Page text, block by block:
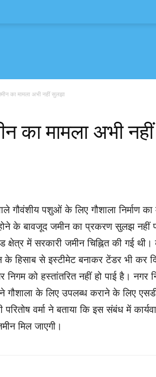
का मामला अभी नहीं सुलझा
का मामला अभी
गौवंशीय पशुओं के लिए गौशाला निर्माण
के बावजूद जमीन का प्रकरण सुलझ नहीं
क्षेत्र में सरकारी जमीन चिह्नित की गई
के हिसाब से इस्टीमेट बनाकर टेंडर भी कर
निगम को हस्तांतरित नहीं हो पाई है।
गौशाला के लिए उपलब्ध कराने के लिए
वर्मा ने बताया कि इस संबंध में
मिल जाएगी।